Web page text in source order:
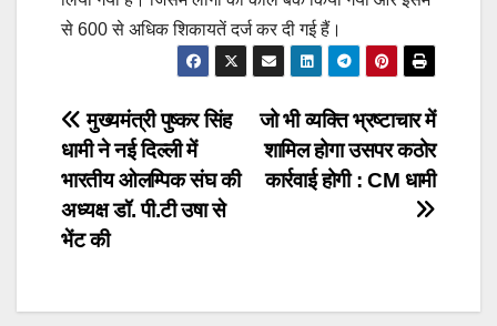
से 600 से अधिक शिकायतें दर्ज कर दी गई हैं।
Post
navigation
जो भी व्यक्ति भ्रष्टाचार में
शामिल होगा उसपर कठोर
कार्रवाई होगी : CM धामी
मुख्यमंत्री पुष्कर सिंह
धामी ने नई दिल्ली में
भारतीय ओलम्पिक संघ की
अध्यक्ष डॉ. पी.टी उषा से
भेंट की